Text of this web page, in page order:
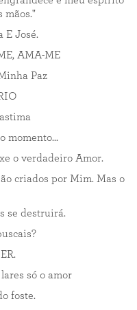
mãos."
E José.
AMA-ME
Paz
momento...
o verdadeiro Amor.
criados por Mim. Mas o
se destruirá.
só o amor
foste.